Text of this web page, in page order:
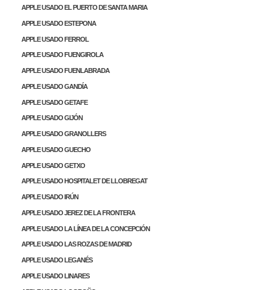
APPLE USADO EL PUERTO DE SANTA MARIA
APPLE USADO ESTEPONA
APPLE USADO FERROL
APPLE USADO FUENGIROLA
APPLE USADO FUENLABRADA
APPLE USADO GANDÍA
APPLE USADO GETAFE
APPLE USADO GIJÓN
APPLE USADO GRANOLLERS
APPLE USADO GUECHO
APPLE USADO GETXO
APPLE USADO HOSPITALET DE LLOBREGAT
APPLE USADO IRÚN
APPLE USADO JEREZ DE LA FRONTERA
APPLE USADO LA LÍNEA DE LA CONCEPCIÓN
APPLE USADO LAS ROZAS DE MADRID
APPLE USADO LEGANÉS
APPLE USADO LINARES